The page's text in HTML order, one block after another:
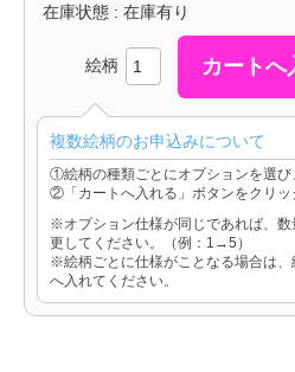
在庫状態 : 在庫有り
絵柄
複数絵柄のお申込みについて
①絵柄の種類ごとにオプションを選び
②「カートへ入れる」ボタンをクリッ
※オプション仕様が同じであれば、
更してください。（例：1→5）
※絵柄ごとに仕様がことなる場合は、
へ入れてください。